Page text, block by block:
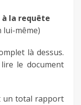
la requête
lui-même)
là dessus.
le document
un total rapport